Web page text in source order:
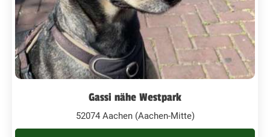
Gassi nähe Westpark
52074 Aachen (Aachen-Mitte)